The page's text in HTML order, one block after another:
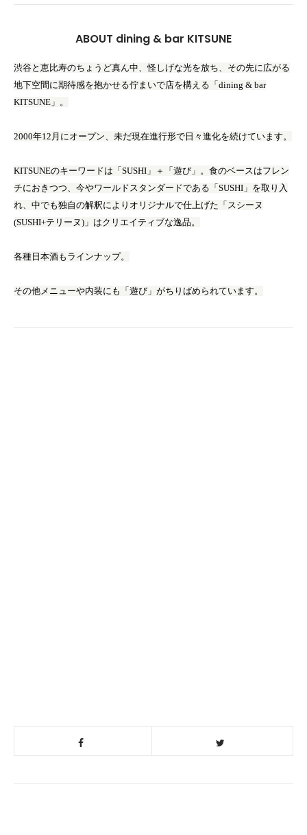
ABOUT dining & bar KITSUNE
渋谷と恵比寿のちょうど真ん中、怪しげな光を放ち、その先に広がる
地下空間に期待感を抱かせる佇まいで店を構える「dining & bar
KITSUNE」。
2000年12月にオープン、未だ現在進行形で日々進化を続けています。
KITSUNEのキーワードは「SUSHI」＋「遊び」。食のベースはフレン
チにおきつつ、今やワールドスタンダードである「SUSHI」を取り入
れ、中でも独自の解釈によりオリジナルで仕上げた「スシーヌ
(SUSHI+テリーヌ)」はクリエイティブな逸品。
各種日本酒もラインナップ。
その他メニューや内装にも「遊び」がちりばめられています。